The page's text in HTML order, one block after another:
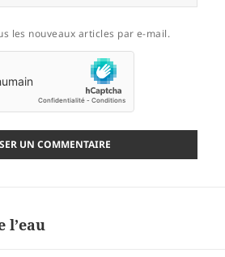
les nouveaux articles par e-mail.
l’eau